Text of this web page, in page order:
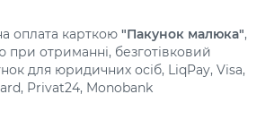
оплата карткою "Пакунок малюка",
при отриманні, безготівковий
для юридичних осіб, LiqPay, Visa,
Privat24, Monobank